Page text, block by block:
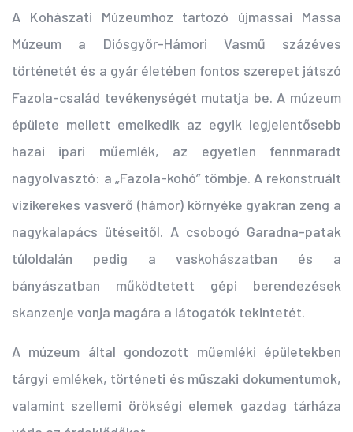
A Kohászati Múzeumhoz tartozó újmassai Massa
Múzeum a Diósgyőr-Hámori Vasmű százéves
történetét és a gyár életében fontos szerepet játszó
Fazola-család tevékenységét mutatja be. A múzeum
épülete mellett emelkedik az egyik legjelentősebb
hazai ipari műemlék, az egyetlen fennmaradt
nagyolvasztó: a „Fazola-kohó” tömbje. A rekonstruált
vízikerekes vasverő (hámor) környéke gyakran zeng a
nagykalapács ütéseitől. A csobogó Garadna-patak
túloldalán pedig a vaskohászatban és a
bányászatban működtetett gépi berendezések
skanzenje vonja magára a látogatók tekintetét.
A múzeum által gondozott műemléki épületekben
tárgyi emlékek, történeti és műszaki dokumentumok,
valamint szellemi örökségi elemek gazdag tárháza